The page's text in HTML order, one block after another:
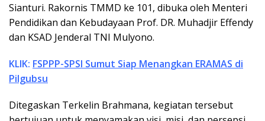
Sianturi. Rakornis TMMD ke 101, dibuka oleh Menteri
Pendidikan dan Kebudayaan Prof. DR. Muhadjir Effendy
dan KSAD Jenderal TNI Mulyono.
KLIK: FSPPP-SPSI Sumut Siap Menangkan ERAMAS di
Pilgubsu
Ditegaskan Terkelin Brahmana, kegiatan tersebut